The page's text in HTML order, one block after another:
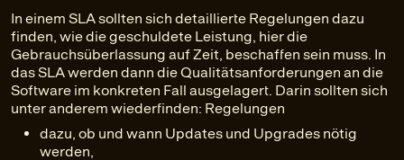
In einem SLA sollten sich detaillierte Regelungen dazu
finden, wie die geschuldete Leistung, hier die
Gebrauchsüberlassung auf Zeit, beschaffen sein muss. In
das SLA werden dann die Qualitätsanforderungen an die
Software im konkreten Fall ausgelagert. Darin sollten sich
unter anderem wiederfinden: Regelungen
dazu, ob und wann Updates und Upgrades nötig
werden,